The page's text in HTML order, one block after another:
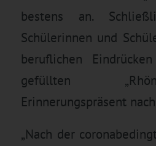
bestens an.
Schülerinnen und
beruflichen
gefüllten
Erinnerungspräsent
„Nach der